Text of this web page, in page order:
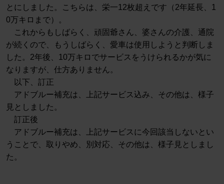
とにしました。こちらは、栄一12枚超えです（2年延長、1
0万キロまで）。
これからもしばらく、頑固爺さん、婆さんの介護、通院
が続くので、もうしばらく、愛車は使用しようと判断しま
した。2年後、10万キロでサービスをうけられるかが気に
なりますが、仕方ありません。
以下、訂正
アドブルー補充は、上記サービス込み、その他は、様子
見としました。
訂正後
アドブルー補充は、上記サービスに今回該当しないとい
うことで、取りやめ、別対応、その他は、様子見としまし
た。